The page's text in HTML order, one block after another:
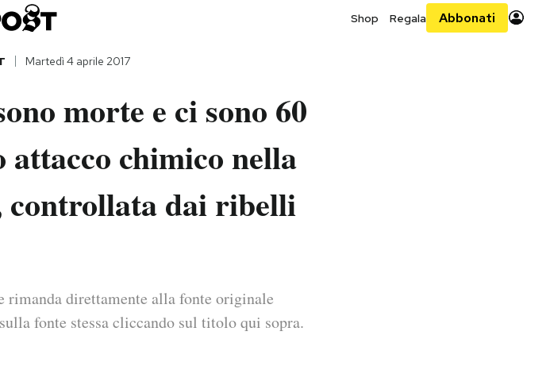
Shop Regala Abbonati
Martedì 4 aprile 2017
morte e ci sono 60
chimico nella
dai ribelli
rimanda direttamente alla fonte originale
fonte stessa cliccando sul titolo qui sopra.